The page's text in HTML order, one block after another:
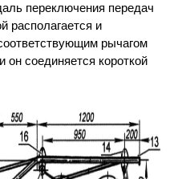
переключения передач
располагается и
рычагом
он соединяется короткой